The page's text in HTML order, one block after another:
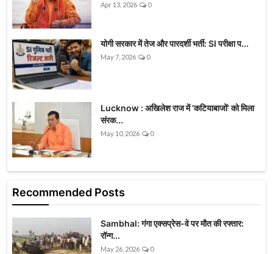
Apr 13, 2026 0
योगी सरकार में तेज और पारदर्शी भर्ती: SI परीक्षा प...
May 7, 2026 0
Lucknow : अखिलेश राज में ‘कटियाबाजों’ को मिला
संरक...
May 10, 2026 0
Recommended Posts
Sambhal: गंगा एक्सप्रेस-वे पर मौत की रफ्तार:
रॉन्ग...
May 26, 2026 0